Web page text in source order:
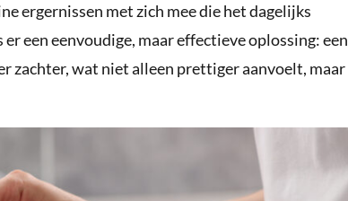
ergernissen met zich mee die het dagelijks
een eenvoudige, maar effectieve oplossing: een
zachter, wat niet alleen prettiger aanvoelt, maar